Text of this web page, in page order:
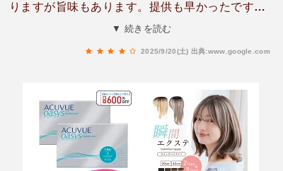
りますが旨味もあります。提供も早かったです。
ぎょうざは野菜ベースで軽く、焼き飯もシンプル
▼ 続きを読む
2025/9/20(土) 出典:www.google.com